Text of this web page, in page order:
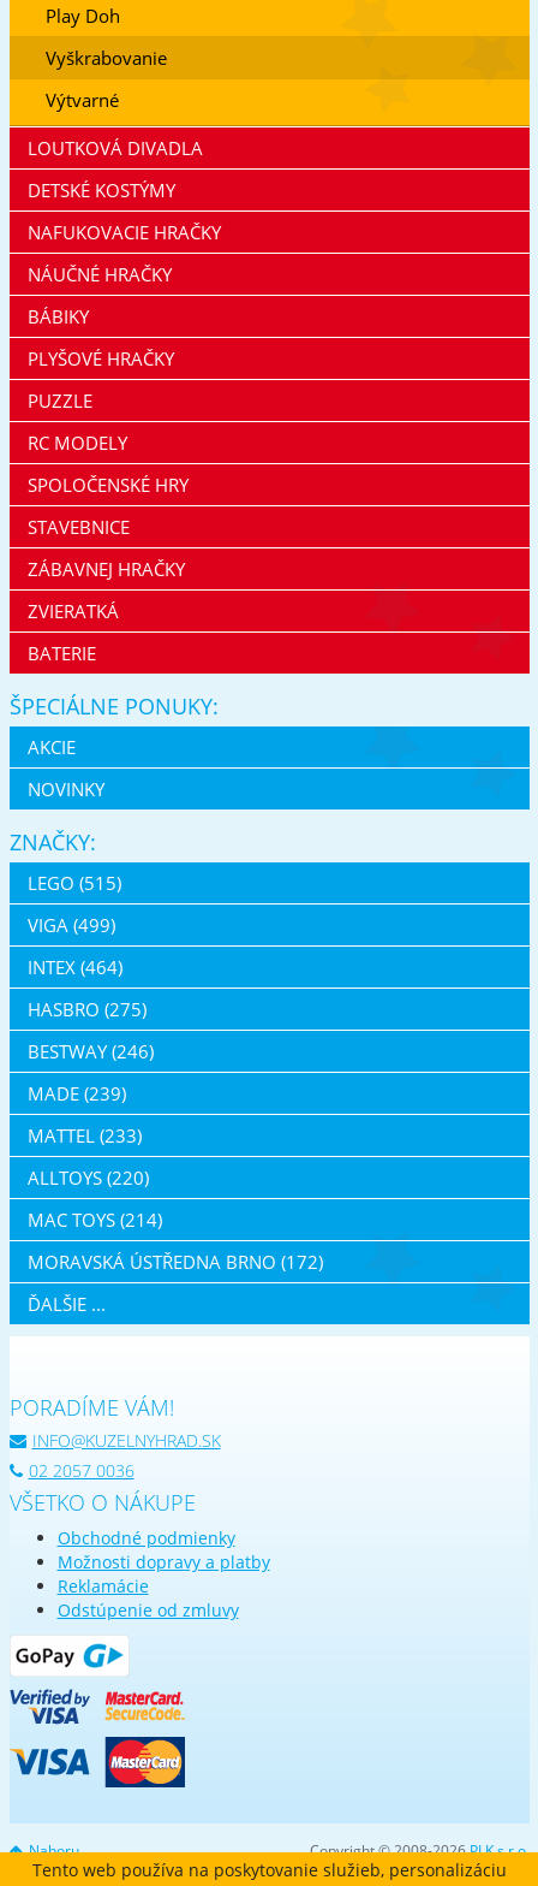
Play Doh
Vyškrabovanie
Výtvarné
LOUTKOVÁ DIVADLA
DETSKÉ KOSTÝMY
NAFUKOVACIE HRAČKY
NÁUČNÉ HRAČKY
BÁBIKY
PLYŠOVÉ HRAČKY
PUZZLE
RC MODELY
SPOLOČENSKÉ HRY
STAVEBNICE
ZÁBAVNEJ HRAČKY
ZVIERATKÁ
BATERIE
ŠPECIÁLNE PONUKY:
AKCIE
NOVINKY
ZNAČKY:
LEGO (515)
VIGA (499)
INTEX (464)
HASBRO (275)
BESTWAY (246)
MADE (239)
MATTEL (233)
ALLTOYS (220)
MAC TOYS (214)
MORAVSKÁ ÚSTŘEDNA BRNO (172)
ĎALŠIE ...
PORADÍME VÁM!
INFO@KUZELNYHRAD.SK
02 2057 0036
VŠETKO O NÁKUPE
Obchodné podmienky
Možnosti dopravy a platby
Reklamácie
Odstúpenie od zmluvy
Nahoru Copyright © 2008-2026PLK s.r.o.
Tento web používa na poskytovanie služieb, personalizáciu